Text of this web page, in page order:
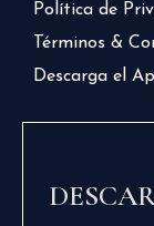
Política de
Términos &
Descarga el